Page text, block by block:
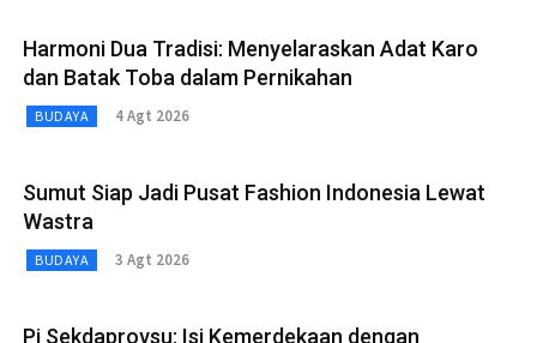
Harmoni Dua Tradisi: Menyelaraskan Adat Karo
dan Batak Toba dalam Pernikahan
BUDAYA 4 Agt 2026
Sumut Siap Jadi Pusat Fashion Indonesia Lewat
Wastra
BUDAYA 3 Agt 2026
Pj Sekdaprovsu: Isi Kemerdekaan dengan